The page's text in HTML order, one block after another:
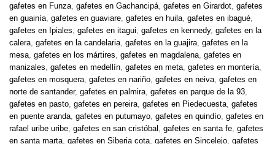
gafetes en Funza gafetes en Gachancipá gafetes en Girardot gafetes
en guainía gafetes en guaviare gafetes en huila gafetes en ibagué
gafetes en Ipiales gafetes en itagui gafetes en kennedy, gafetes en la
calera gafetes en la candelaria gafetes en la guajira gafetes en la
mesa gafetes en los mártires gafetes en magdalena gafetes en
manizales gafetes en medellín gafetes en meta gafetes en montería
gafetes en mosquera gafetes en nariño gafetes en neiva gafetes en
norte de santander, gafetes en palmira gafetes en parque de la 93
gafetes en pasto gafetes en pereira gafetes en Piedecuesta gafetes
en puente aranda gafetes en putumayo gafetes en quindío gafetes en
rafael uribe uribe gafetes en san cristóbal gafetes en santa fe gafetes
en santa marta gafetes en Siberia cota gafetes en Sincelejo gafetes